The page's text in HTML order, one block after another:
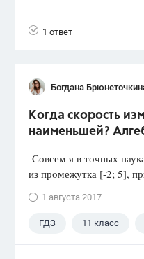
1 ответ
Богдана
Когда скорость
наименьшей?
Совсем я в точных
из промежутка [-2; 5],
1 августа 2017
ГДЗ 11 класс